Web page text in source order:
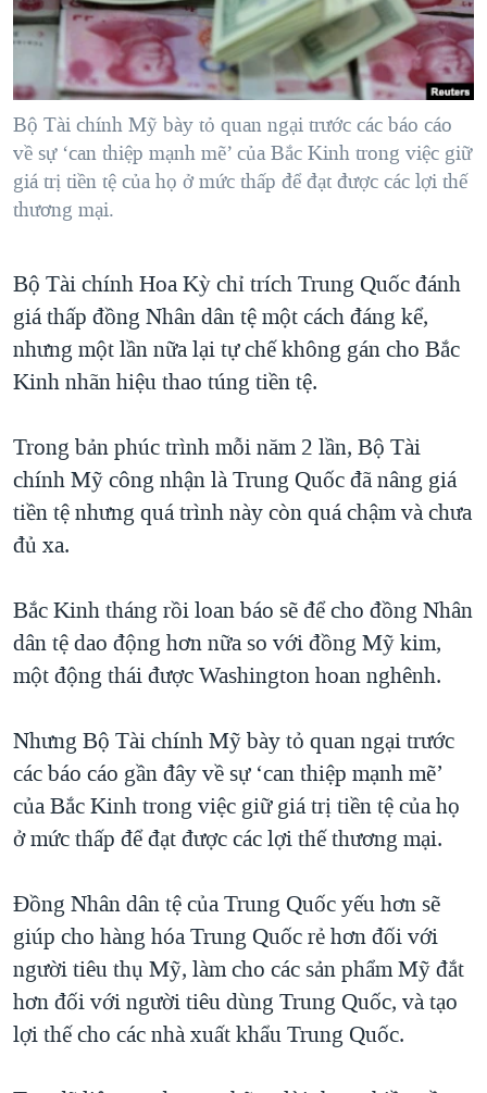
"Tìm"NGƯỜI VIỆT HẢI NGOẠI
ĐỜI SỐNG
KINH TẾ
SỨC KHOẺ
VĂN HOÁ
GIÁO DỤC
TẠI
HÀNH TRÌNH BẦU CỬ 2024
MỘT NĂM CHIẾN TRANH TẠI DẢI GAZA
GIẢI MÃ VÀNH ĐAI & CON ĐƯỜNG
NGÀY TỊ NẠN THẾ GIỚI
TRỊNH VĨNH BÌNH - NGƯỜI HẠ 'BÊN THẮNG CUỘC'
CHI PHÍ CHIẾN TRANH AFGHANISTAN
CÁC GIÁ TRỊ CỘNG HÒA Ở VIỆT NAM
THƯỢNG ĐỈNH TRUMP-KIM TẠI VIỆT NAM
TRỊNH VĨNH BÌNH VS. CHÍNH PHỦ VIỆT NAM
NGƯ DÂN VIỆT VÀ LÀN SÓNG TRỘM HẢI SÂM
BÊN KIA QUỐC LỘ: TIẾNG VỌNG TỪ NÔNG THÔN MỸ
QUAN HỆ VIỆT MỸ
VIDEO
NGHE
MẠNG XÃ HỘI
Ngôn ngữ khác
Bộ Tài chính Mỹ bày tỏ quan ngại trước các báo cáo
về sự ‘can thiệp mạnh mẽ’ của Bắc Kinh trong việc giữ
giá trị tiền tệ của họ ở mức thấp để đạt được các lợi thế
thương mại.
Bộ Tài chính Hoa Kỳ chỉ trích Trung Quốc đánh
giá thấp đồng Nhân dân tệ một cách đáng kể,
nhưng một lần nữa lại tự chế không gán cho Bắc
Kinh nhãn hiệu thao túng tiền tệ.
Trong bản phúc trình mỗi năm 2 lần, Bộ Tài
chính Mỹ công nhận là Trung Quốc đã nâng giá
tiền tệ nhưng quá trình này còn quá chậm và chưa
đủ xa.
Bắc Kinh tháng rồi loan báo sẽ để cho đồng Nhân
dân tệ dao động hơn nữa so với đồng Mỹ kim,
một động thái được Washington hoan nghênh.
Nhưng Bộ Tài chính Mỹ bày tỏ quan ngại trước
các báo cáo gần đây về sự ‘can thiệp mạnh mẽ’
của Bắc Kinh trong việc giữ giá trị tiền tệ của họ
ở mức thấp để đạt được các lợi thế thương mại.
Đồng Nhân dân tệ của Trung Quốc yếu hơn sẽ
giúp cho hàng hóa Trung Quốc rẻ hơn đối với
người tiêu thụ Mỹ, làm cho các sản phẩm Mỹ đắt
hơn đối với người tiêu dùng Trung Quốc, và tạo
lợi thế cho các nhà xuất khẩu Trung Quốc.